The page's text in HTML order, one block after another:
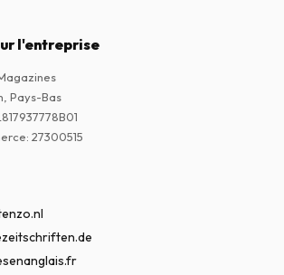
l'entreprise
Pays-Bas
: 27300515